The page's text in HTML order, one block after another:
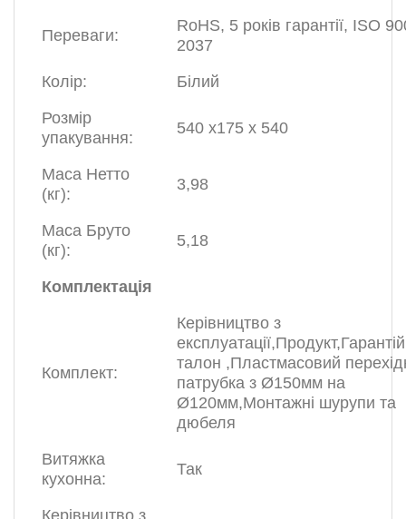
Переваги:
RoHS, 5 років гарантії, ISO
2037
Колір:
Білий
Розмір
упакування:
540 х175 х 540
Маса Нетто
(кг):
3,98
Маса Бруто
(кг):
5,18
Комплектація
Комплект:
Керівництво з
талон ,Пластмасовий
патрубка з Ø150мм на
Ø120мм,Монтажні шурупи та
дюбеля
Витяжка
кухонна:
Так